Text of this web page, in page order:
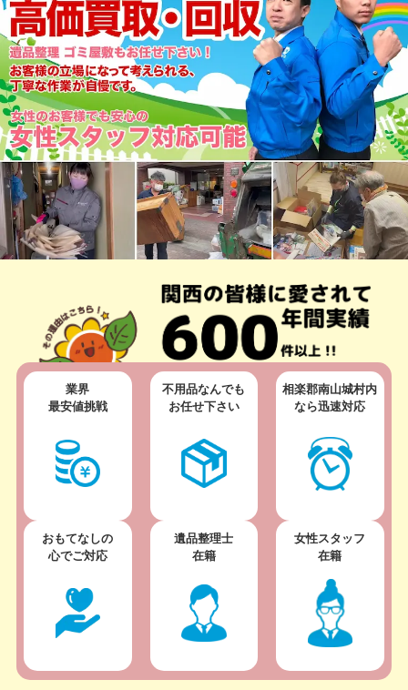
業界
最安値挑戦
不用品なんでも
お任せ下さい
相楽郡南山城村内
なら迅速対応
おもてなしの
心でご対応
遺品整理士
在籍
女性スタッフ
在籍